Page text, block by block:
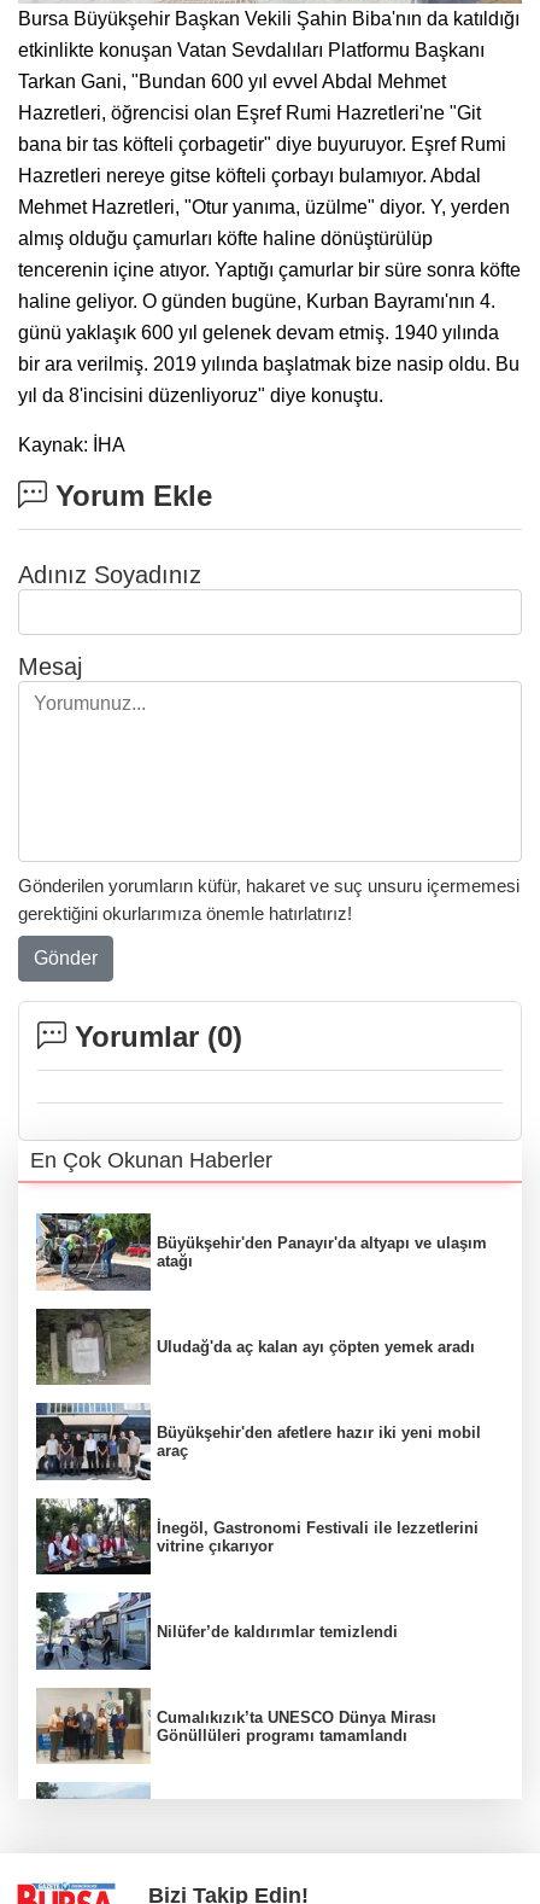
Bursa Büyükşehir Başkan Vekili Şahin Biba'nın da katıldığı
etkinlikte konuşan Vatan Sevdalıları Platformu Başkanı
Tarkan Gani, "Bundan 600 yıl evvel Abdal Mehmet
Hazretleri, öğrencisi olan Eşref Rumi Hazretleri'ne "Git
bana bir tas köfteli çorbagetir" diye buyuruyor. Eşref Rumi
Hazretleri nereye gitse köfteli çorbayı bulamıyor. Abdal
Mehmet Hazretleri, "Otur yanıma, üzülme" diyor. Y, yerden
almış olduğu çamurları köfte haline dönüştürülüp
tencerenin içine atıyor. Yaptığı çamurlar bir süre sonra köfte
haline geliyor. O günden bugüne, Kurban Bayramı'nın 4.
günü yaklaşık 600 yıl gelenek devam etmiş. 1940 yılında
bir ara verilmiş. 2019 yılında başlatmak bize nasip oldu. Bu
yıl da 8'incisini düzenliyoruz" diye konuştu.
Kaynak: İHA
Yorum Ekle
Adınız Soyadınız
Mesaj
Gönderilen yorumların küfür, hakaret ve suç unsuru içermemesi
gerektiğini okurlarımıza önemle hatırlatırız!
Gönder
Yorumlar (0)
En Çok Okunan Haberler
Büyükşehir'den Panayır'da altyapı ve ulaşım
atağı
Uludağ'da aç kalan ayı çöpten yemek aradı
Büyükşehir'den afetlere hazır iki yeni mobil
araç
İnegöl, Gastronomi Festivali ile lezzetlerini
vitrine çıkarıyor
Nilüfer’de kaldırımlar temizlendi
Cumalıkızık’ta UNESCO Dünya Mirası
Gönüllüleri programı tamamlandı
Bizi Takip Edin!